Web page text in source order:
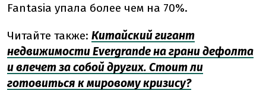
Fantasia упала более чем на 70%.
Читайте также: Китайский гигант
недвижимости Evergrande на грани дефолта
и влечет за собой других. Стоит ли
готовиться к мировому кризису?